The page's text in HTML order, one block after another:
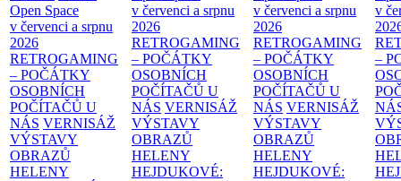
Open Space
v červenci a srpnu
2026
RETROGAMING
– POČÁTKY
OSOBNÍCH
POČÍTAČŮ U
NÁS VERNISÁŽ
VÝSTAVY
OBRAZŮ
HELENY
v červenci a srpnu
2026
RETROGAMING
– POČÁTKY
OSOBNÍCH
POČÍTAČŮ U
NÁS VERNISÁŽ
VÝSTAVY
OBRAZŮ
HELENY
HEJDUKOVÉ:
v červenci a srpnu
2026
RETROGAMING
– POČÁTKY
OSOBNÍCH
POČÍTAČŮ U
NÁS VERNISÁŽ
VÝSTAVY
OBRAZŮ
HELENY
HEJDUKOVÉ:
v
–